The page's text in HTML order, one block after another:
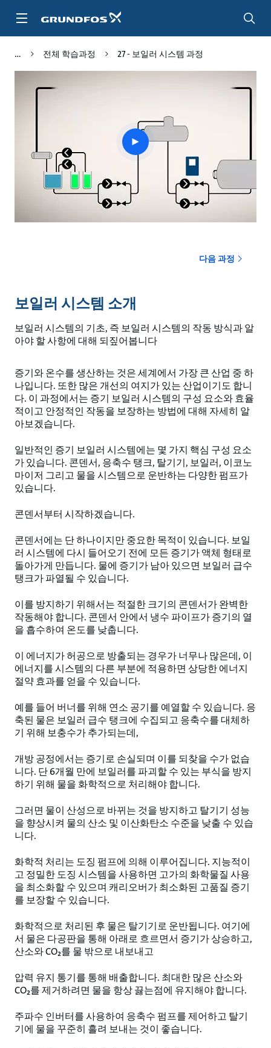
전체 학습과정 27 - 보일러 시스템 과정
Play
video
다음 과정
보일러 시스템 소개
보일러 시스템의 기초, 즉 보일러 시스템의 작동 방식과 알
아야 할 사항에 대해 되짚어봅니다
증기와 온수를 생산하는 것은 세계에서 가장 큰 산업 중 하
나입니다. 또한 많은 개선의 여지가 있는 산업이기도 합니
다. 이 과정에서는 증기 보일러 시스템의 구성 요소와 효율
적이고 안정적인 작동을 보장하는 방법에 대해 자세히 알
아보겠습니다.
일반적인 증기 보일러 시스템에는 몇 가지 핵심 구성 요소
가 있습니다. 콘덴서, 응축수 탱크, 탈기기, 보일러, 이코노
마이저 그리고 물을 시스템으로 운반하는 다양한 펌프가
있습니다.
콘덴서부터 시작하겠습니다.
콘덴서에는 단 하나이지만 중요한 목적이 있습니다. 보일
러 시스템에 다시 들어오기 전에 모든 증기가 액체 형태로
돌아가게 만듭니다. 물에 증기가 남아 있으면 보일러 급수
탱크가 파열될 수 있습니다.
이를 방지하기 위해서는 적절한 크기의 콘덴서가 완벽한
작동해야 합니다. 콘덴서 안에서 냉수 파이프가 증기의 열
을 흡수하여 온도를 낮춥니다.
이 에너지가 허공으로 방출되는 경우가 너무나 많은데, 이
에너지를 시스템의 다른 부분에 적용하면 상당한 에너지
절약 효과를 얻을 수 있습니다.
예를 들어 버너를 위해 연소 공기를 예열할 수 있습니다. 응
축된 물은 보일러 급수 탱크에 수집되고 응축수를 대체하
기 위해 보충수가 추가되는데,
개방 공정에서는 증기로 손실되며 이를 되찾을 수가 없습
니다. 단 6개월 만에 보일러를 파괴할 수 있는 부식을 방지
하기 위해 물을 화학적으로 처리해야 합니다.
그러면 물이 산성으로 바뀌는 것을 방지하고 탈기기 성능
을 향상시켜 물의 산소 및 이산화탄소 수준을 낮출 수 있습
니다.
화학적 처리는 도징 펌프에 의해 이루어집니다. 지능적이
고 정밀한 도징 시스템을 사용하면 고가의 화학물질 사용
을 최소화할 수 있으며 캐리오버가 최소화된 고품질 증기
를 보장할 수 있습니다.
화학적으로 처리된 후 물은 탈기기로 운반됩니다. 여기에
서 물은 다공판을 통해 아래로 흐르면서 증기가 상승하고,
산소와 CO₂를 물 밖으로 내보내고
압력 유지 통기를 통해 배출합니다. 최대한 많은 산소와
CO₂를 제거하려면 물을 항상 끓는점에 유지해야 합니다.
주파수 인버터를 사용하여 응축수 펌프를 제어하고 탈기
기에 물을 꾸준히 흘려 보내는 것이 좋습니다.